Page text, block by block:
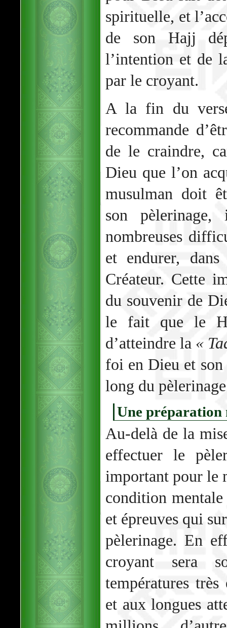
spirituelle, et
de son Hajj
l’intention et de
par le croyant.
A la fin du
recommande
de le craindre,
Dieu que l’on
musulman doit
son
nombreuses
et endurer,
Créateur. Cette
du souvenir de
le fait que le
d’atteindre la «
foi en Dieu et
long du
Une préparation
Au-delà de la
effectuer le
important pour le
condition
et épreuves qui
pèlerinage. En
croyant sera
températures très
et aux longues